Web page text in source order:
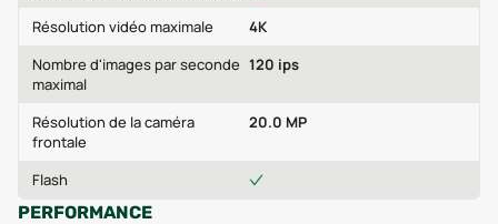
Résolution vidéo maximale
4K
Nombre d'images par seconde
maximal
120 ips
Résolution de la caméra
frontale
20.0 MP
Flash
PERFORMANCE